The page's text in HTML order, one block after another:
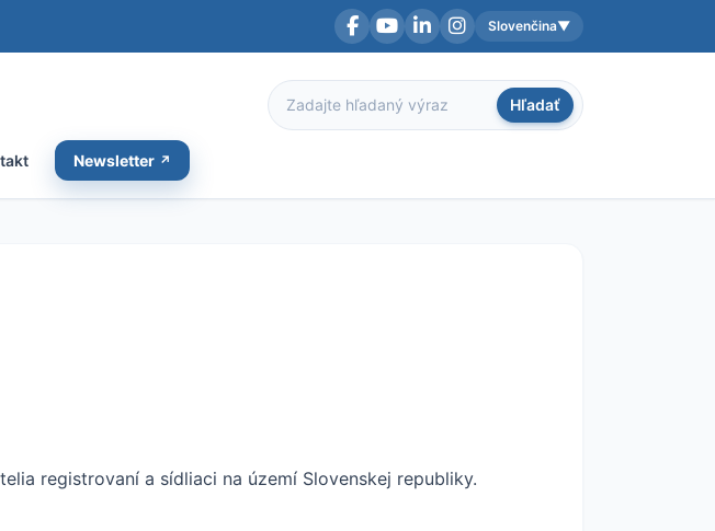
FacebookYouTubeLinkedInInstagramAktuálny jazyk:
Slovenčina▼
Hľadať
Hľadať
Newsletter
registrovaní a sídliaci na území Slovenskej republiky.